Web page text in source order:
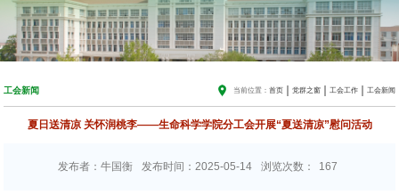
工会新闻 当前位置： 首页 党群之窗 工会工作 工会新闻
夏日送清凉 关怀润桃李——生命科学学院分工会开展“夏送清凉”慰问活动
发布者：牛国衡 发布时间：2025-05-14 浏览次数： 167